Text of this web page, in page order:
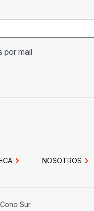
por mail
NOSOTROS
Sur.